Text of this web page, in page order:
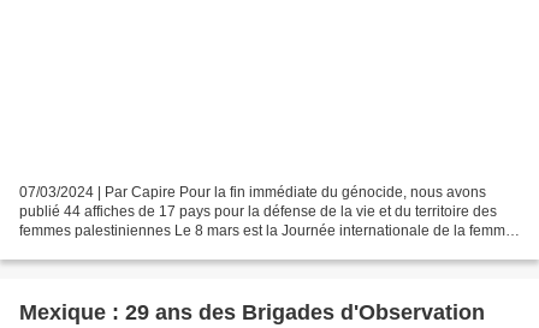
07/03/2024 | Par Capire Pour la fin immédiate du génocide, nous avons
publié 44 affiches de 17 pays pour la défense de la vie et du territoire des
femmes palestiniennes Le 8 mars est la Journée internationale de la femme.
Mexique : 29 ans des Brigades d'Observation